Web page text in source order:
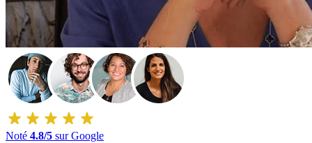
Noté 4.8/5 sur Google